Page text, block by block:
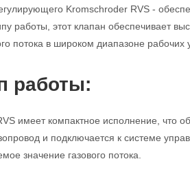
Kromschroder RVS -
работы, этот клапан обеспечивает
потока в широком диапазоне рабочих
работы:
имеет компактное исполнение, что
и подключается к системе
значение газового потока.